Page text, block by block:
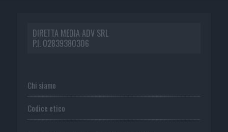
DIRETTA MEDIA ADV SRL
P.I. 02839380306
Chi siamo
Codice etico